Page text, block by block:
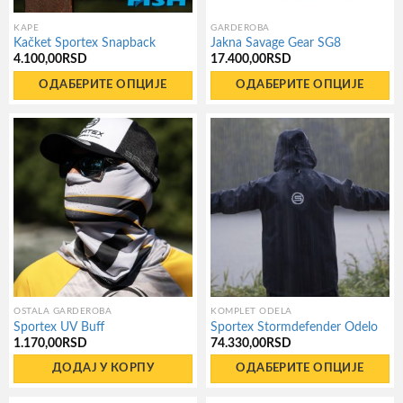
KAPE
Kačket Sportex Snapback
4.100,00 RSD
ОДАБЕРИТЕ ОПЦИЈЕ
производ
има
варијанти.
Опције
могу
бити
изабране
на
страници
производа.
GARDEROBA
Jakna Savage Gear SG8
17.400,00 RSD
ОДАБЕРИТЕ ОПЦИЈЕ
варијанти.
Опције
бити
изабране
на
страници
производа.
OSTALA GARDEROBA
Sportex UV Buff
1.170,00 RSD
ДОДАЈ У КОРПУ
KOMPLET ODELA
Sportex Stormdefender Odelo
74.330,00 RSD
ОДАБЕРИТЕ ОПЦИЈЕ